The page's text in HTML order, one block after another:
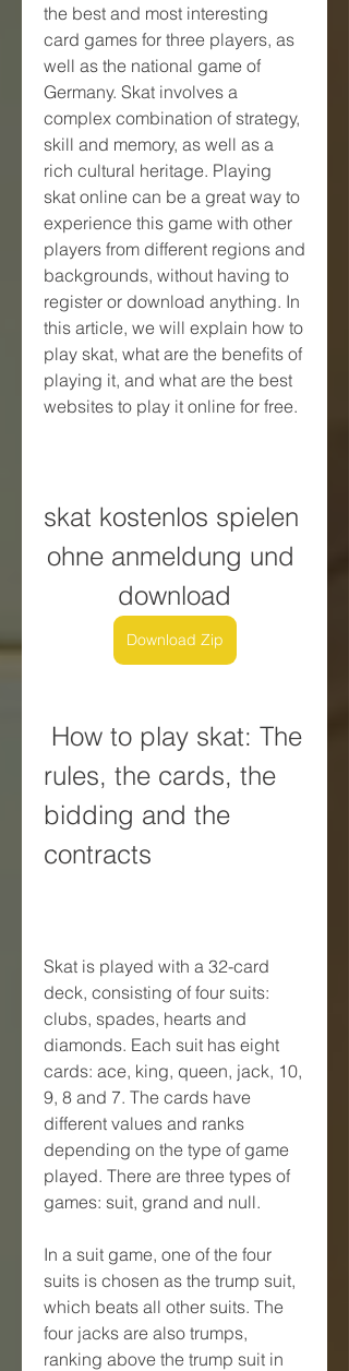
the best and most interesting
card games for three players, as
well as the national game of
Germany. Skat involves a
complex combination of strategy,
skill and memory, as well as a
rich cultural heritage. Playing
skat online can be a great way to
experience this game with other
players from different regions and
backgrounds, without having to
register or download anything. In
this article, we will explain how to
play skat, what are the benefits of
playing it, and what are the best
websites to play it online for free.
skat kostenlos spielen
ohne anmeldung und
download
Download Zip
rules, the cards, the
bidding and the
contracts
Skat is played with a 32-card
deck, consisting of four suits:
clubs, spades, hearts and
diamonds. Each suit has eight
cards: ace, king, queen, jack, 10,
9, 8 and 7. The cards have
different values and ranks
depending on the type of game
played. There are three types of
games: suit, grand and null.
In a suit game, one of the four
suits is chosen as the trump suit,
which beats all other suits. The
four jacks are also trumps,
ranking above the trump suit in